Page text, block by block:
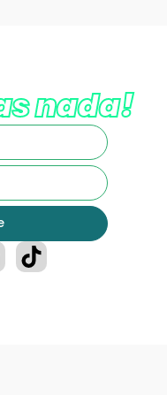
nada!